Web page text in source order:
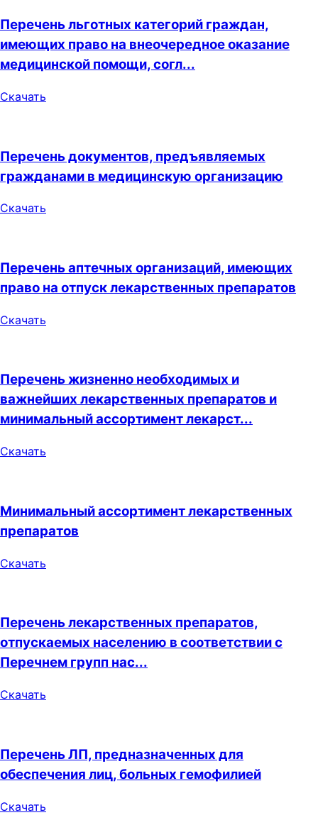
Перечень льготных категорий граждан,
имеющих право на внеочередное оказание
медицинской помощи, согл...
Скачать
Перечень документов, предъявляемых
гражданами в медицинскую организацию
Скачать
Перечень аптечных организаций, имеющих
право на отпуск лекарственных препаратов
Скачать
Перечень жизненно необходимых и
важнейших лекарственных препаратов и
минимальный ассортимент лекарст...
Скачать
Минимальный ассортимент лекарственных
препаратов
Скачать
Перечень лекарственных препаратов,
отпускаемых населению в соответствии с
Перечнем групп нас...
Скачать
Перечень ЛП, предназначенных для
обеспечения лиц, больных гемофилией
Скачать